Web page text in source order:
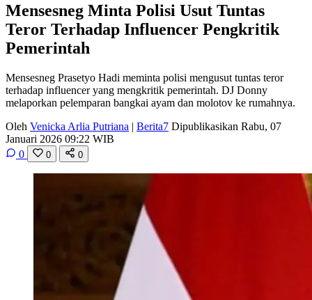
Mensesneg Minta Polisi Usut Tuntas
Teror Terhadap Influencer Pengkritik
Pemerintah
Mensesneg Prasetyo Hadi meminta polisi mengusut tuntas teror
terhadap influencer yang mengkritik pemerintah. DJ Donny
melaporkan pelemparan bangkai ayam dan molotov ke rumahnya.
Oleh Venicka Arlia Putriana | Berita7 Dipublikasikan Rabu, 07
Januari 2026 09:22 WIB
0
0 0